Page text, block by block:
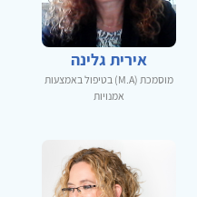
אירית גלינה
מוסמכת (M.A) בטיפול באמצעות
אמנויות